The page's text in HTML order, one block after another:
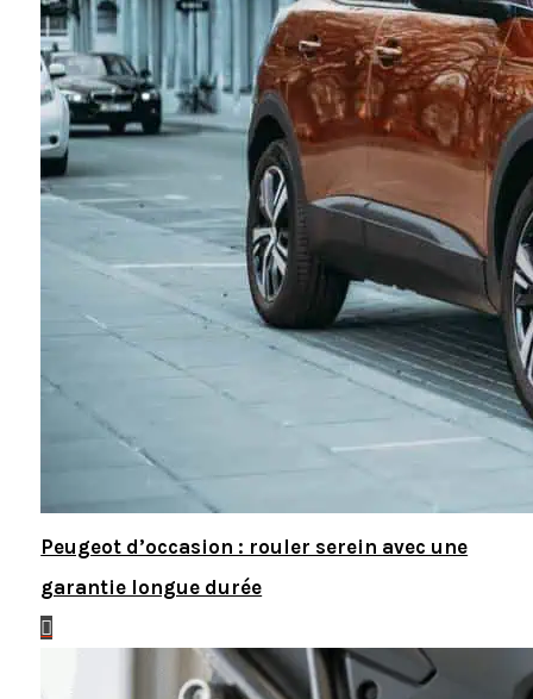
Peugeot d’occasion : rouler serein avec une
garantie longue durée